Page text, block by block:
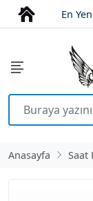
En
Anasayfa Saat